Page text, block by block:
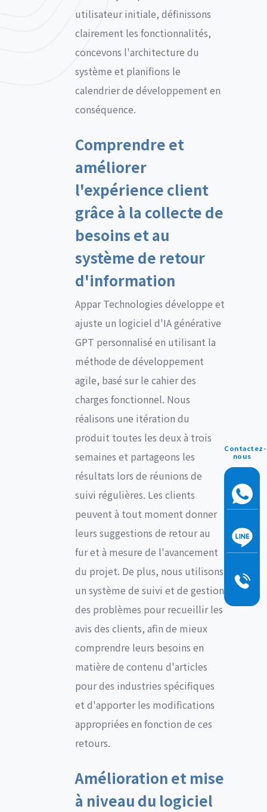
utilisateur initiale, définissons
clairement les fonctionnalités,
concevons l'architecture du
système et planifions le
calendrier de développement en
conséquence.
Comprendre et
améliorer
l'expérience client
grâce à la collecte de
besoins et au
système de retour
d'information
Appar Technologies développe et
ajuste un logiciel d'IA générative
GPT personnalisé en utilisant la
méthode de développement
agile, basé sur le cahier des
charges fonctionnel. Nous
réalisons une itération du
produit toutes les deux à trois
semaines et partageons les
résultats lors de réunions de
suivi régulières. Les clients
peuvent à tout moment donner
leurs suggestions de retour au
fur et à mesure de l'avancement
du projet. De plus, nous utilisons
un système de suivi et de gestion
des problèmes pour recueillir les
avis des clients, afin de mieux
comprendre leurs besoins en
matière de contenu d'articles
pour des industries spécifiques
et d'apporter les modifications
appropriées en fonction de ces
retours.
Amélioration et mise
à niveau du logiciel
Contactez-
nous